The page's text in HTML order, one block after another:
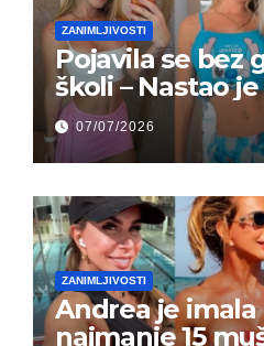
ZANIMLJIVOSTI
Pojavila se bez
školi – Nastao
grupi je majke
07/07/2026
ZANIMLJIVOSTI
Andrea je imala
najmanje 15